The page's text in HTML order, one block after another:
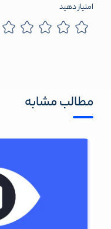
امتیاز دهید
مطالب مشابه